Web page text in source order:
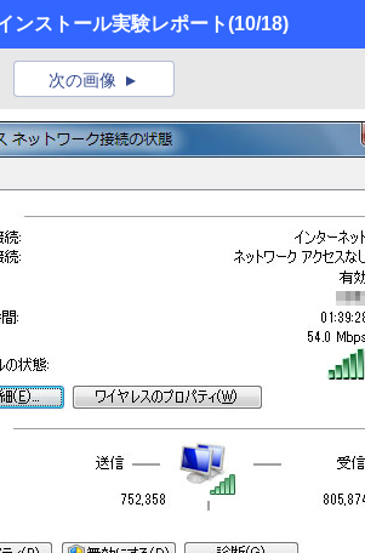
ンストール実験レポート(10/18)
次の画像